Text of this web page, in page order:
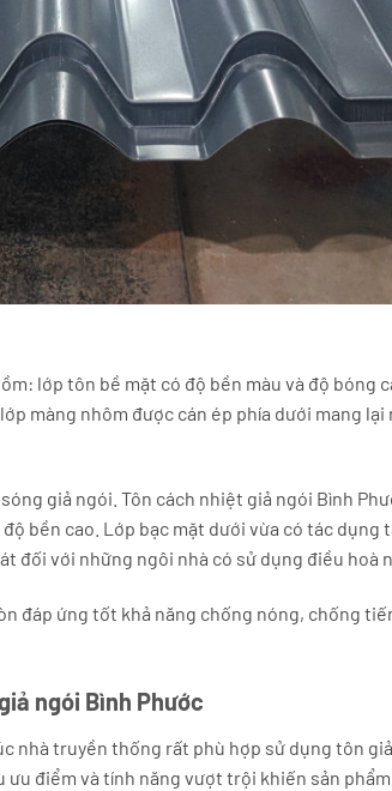
lớp tôn bề mặt có độ bền màu và độ bóng
màng nhôm được cán ép phía dưới mang
giả ngói. Tôn cách nhiệt giả ngói Bình
bền cao. Lớp bạc mặt dưới vừa có tác dụng
đối với những ngôi nhà có sử dụng điều hoà
đáp ứng tốt khả năng chống nóng, chống
ngói Bình Phước
truyền thống rất phù hợp sử dụng tôn
điểm và tính năng vượt trội khiến sản phẩm